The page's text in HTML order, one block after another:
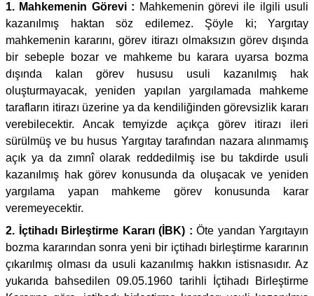
1. Mahkemenin Görevi : Mahkemenin görevi ile ilgili usuli
kazanılmış haktan söz edilemez. Şöyle ki; Yargıtay
mahkemenin kararını, görev itirazı olmaksızın görev dışında
bir sebeple bozar ve mahkeme bu karara uyarsa bozma
dışında kalan görev hususu usuli kazanılmış hak
oluşturmayacak, yeniden yapılan yargılamada mahkeme
tarafların itirazı üzerine ya da kendiliğinden görevsizlik kararı
verebilecektir. Ancak temyizde açıkça görev itirazı ileri
sürülmüş ve bu husus Yargıtay tarafından nazara alınmamış
açık ya da zımnî olarak reddedilmiş ise bu takdirde usuli
kazanılmış hak görev konusunda da oluşacak ve yeniden
yargılama yapan mahkeme görev konusunda karar
veremeyecektir.
2. İçtihadı Birleştirme Kararı (İBK) : Öte yandan Yargıtayın
bozma kararından sonra yeni bir içtihadı birleştirme kararının
çıkarılmış olması da usuli kazanılmış hakkın istisnasıdır. Az
yukarıda bahsedilen 09.05.1960 tarihli İçtihadı Birleştirme